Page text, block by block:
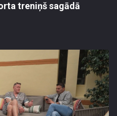
treniņš sagādā